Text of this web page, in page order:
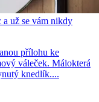
už se vám nikdy
přílohu ke
váleček. Málokterá
knedlík....